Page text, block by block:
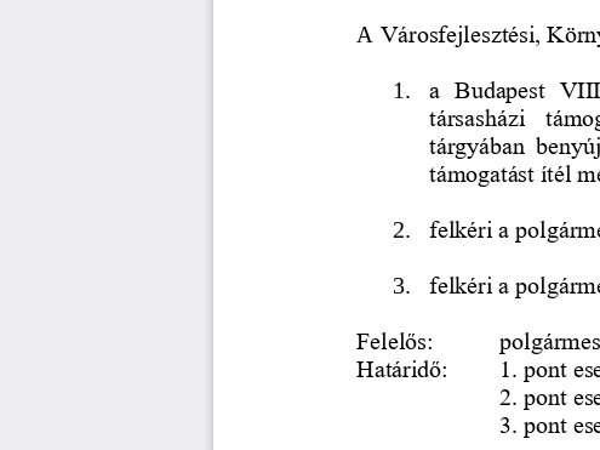
A Városfejlesztési,
1. a  Budapest
társasházi
tárgyában
támogatást ítél
2. felkéri a
3. felkéri a
Felelős:
Határidő:
1. pont
2. pont
3. pont